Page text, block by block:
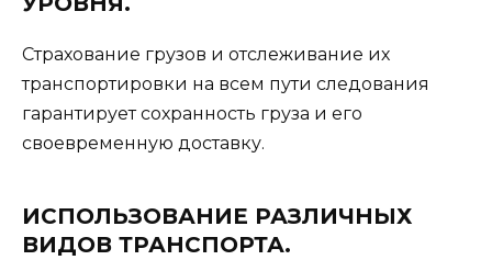
Страхование грузов и отслеживание их
транспортировки на всем пути следования
гарантирует сохранность груза и его
своевременную доставку.
ИСПОЛЬЗОВАНИЕ РАЗЛИЧНЫХ
ВИДОВ ТРАНСПОРТА.